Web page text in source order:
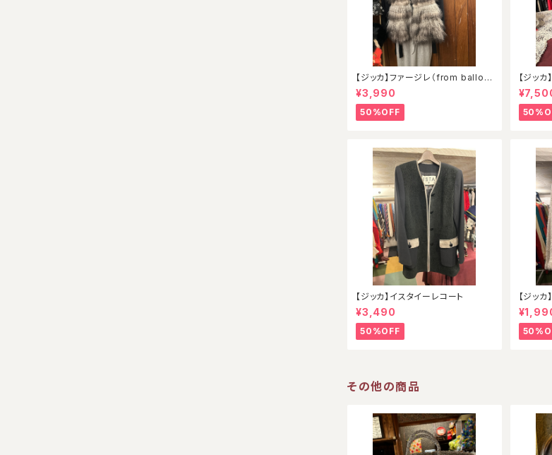
【ジッカ】ファージレ（from balloo
n）
¥3,990
50%OFF
【ジッ
【ジッカ】イスタイーレコート
¥3,490
50%OFF
【ジッ
その他の商品